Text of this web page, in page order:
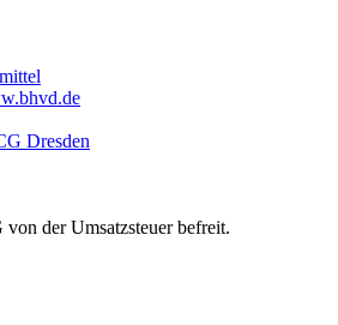
Dresden
der Umsatzsteuer befreit.